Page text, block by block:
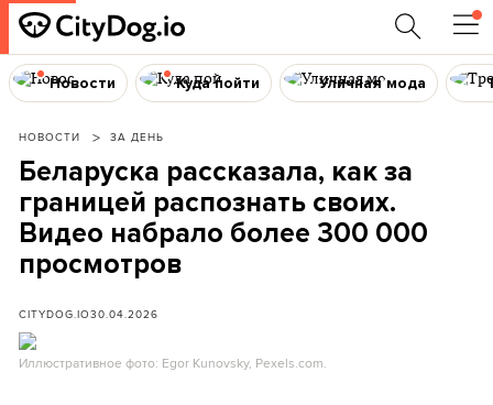
Новости Куда пойти Уличная мода
НОВОСТИ ЗА ДЕНЬ
Беларуска рассказала, как за
границей распознать своих.
Видео набрало более 300 000
просмотров
CITYDOG.IO30.04.2026
Иллюстративное фото: Egor Kunovsky, Pexels.com.